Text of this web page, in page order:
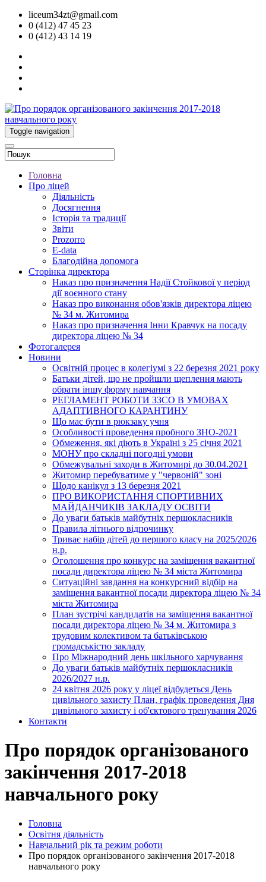
liceum34zt@gmail.com
0 (412) 47 45 23
0 (412) 43 14 19
Toggle navigation
Головна
Про ліцей
Діяльність
Досягнення
Історія та традиції
Звіти
Prozorro
E-data
Благодійна допомога
Сторінка директора
Наказ про призначення Надії Стойкової у період
дії воєнного стану
Наказ про виконання обов'язків директора ліцею
№ 34 м. Житомира
Наказ про призначення Інни Кравчук на посаду
директора ліцею № 34
Фотогалерея
Новини
Освітній процес в колегіумі з 22 березня 2021 року
Батьки дітей, що не пройшли щеплення мають
обрати іншу форму навчання
РЕГЛАМЕНТ РОБОТИ ЗЗСО В УМОВАХ
АДАПТИВНОГО КАРАНТИНУ
Що має бути в рюкзаку учня
Особливості проведення пробного ЗНО-2021
Обмеження, які діють в Україні з 25 січня 2021
МОНУ про складні погодні умови
Обмежувальні заходи в Житомирі до 30.04.2021
Житомир перебуватиме у "червоній" зоні
Щодо канікул з 13 березня 2021
ПРО ВИКОРИСТАННЯ СПОРТИВНИХ
МАЙДАНЧИКІВ ЗАКЛАДУ ОСВІТИ
До уваги батьків майбутніх першокласників
Правила літнього відпочинку
Триває набір дітей до першого класу на 2025/2026
н.р.
Оголошення про конкурс на заміщення вакантної
посади директора ліцею № 34 міста Житомира
Ситуаційні завдання на конкурсний відбір на
заміщення вакантної посади директора ліцею № 34
міста Житомира
План зустрічі кандидатів на заміщення вакантної
посади директора ліцею № 34 м. Житомира з
трудовим колективом та батьківською
громадськістю закладу
Про Міжнародний день шкільного харчування
До уваги батьків майбутніх першокласників
2026/2027 н.р.
24 квітня 2026 року у ліцеї відбудеться День
цивільного захисту План, графік проведення Дня
цивільного захисту і об'єктового тренування 2026
Контакти
Про порядок організованого
закінчення 2017-2018
навчального року
Головна
Освітня діяльність
Навчальний рік та режим роботи
Про порядок організованого закінчення 2017-2018
навчального року